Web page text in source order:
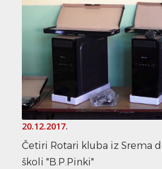
20.12.2017.
Četiri Rotari kluba iz Srema
školi "B.P.Pinki"